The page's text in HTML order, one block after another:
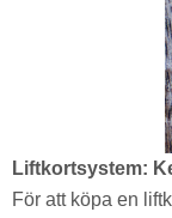
Liftkortsystem:
För att köpa en